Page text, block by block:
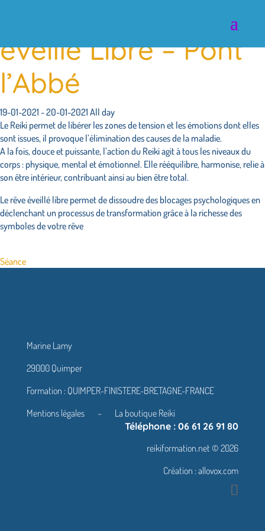
éveillé Libre – Pont
l’Abbé
19-01-2021 - 20-01-2021 All day
Le Reiki permet de libérer les zones de tension et les émotions dont elles
sont issues, il provoque l’élimination des causes de la maladie.
A la fois, douce et puissante, l’action du Reiki agit à tous les niveaux du
corps : physique, mental et émotionnel. Elle rééquilibre, harmonise, relie à
son être intérieur, contribuant ainsi au bien être total.
Le rêve éveillé libre permet de dissoudre des blocages psychologiques en
déclenchant un processus de transformation grâce à la richesse des
symboles de votre rêve
Séance
Marine Lamy
29000 Quimper
Formation : QUIMPER-FINISTERE-BRETAGNE-FRANCE
Mentions légales
– La boutique Reiki
Téléphone : 06 61 26 91 80
reikiformation.net © 2026
Création :allovox.com